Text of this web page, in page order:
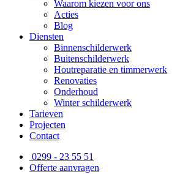
Waarom kiezen voor ons
Acties
Blog
Diensten
Binnenschilderwerk
Buitenschilderwerk
Houtreparatie en timmerwerk
Renovaties
Onderhoud
Winter schilderwerk
Tarieven
Projecten
Contact
0299 - 23 55 51
Offerte aanvragen